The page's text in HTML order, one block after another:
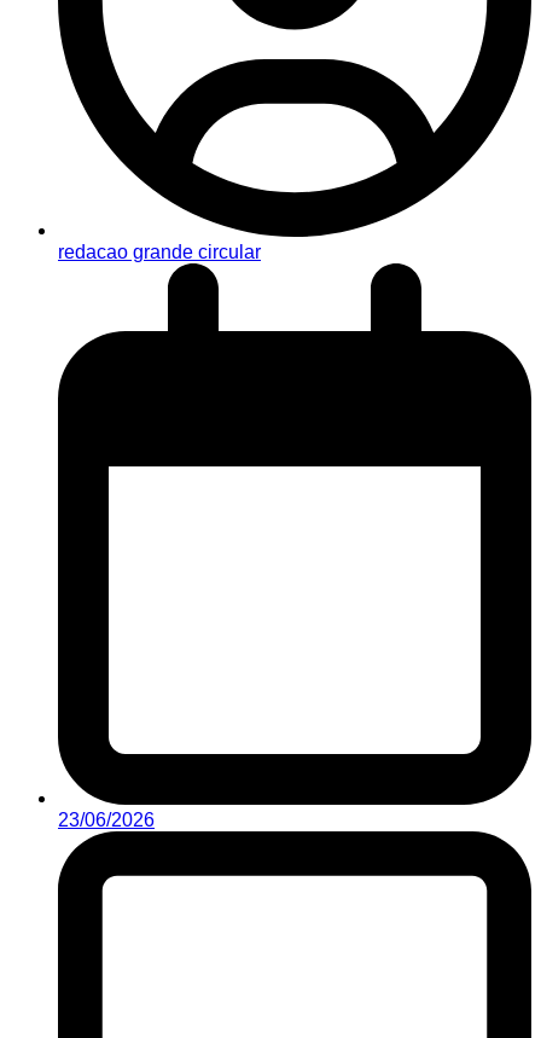
redacao grande circular
23/06/2026